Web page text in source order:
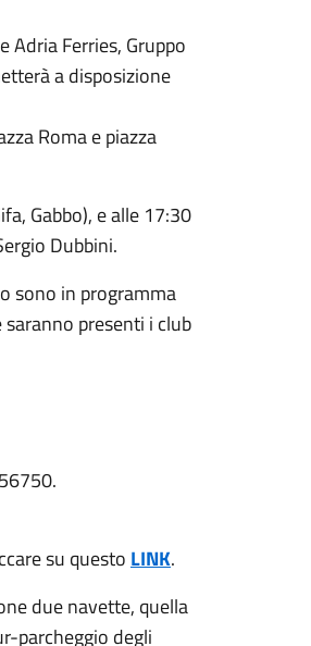
Ferries, Gruppo
a disposizione
Roma e piazza
Gabbo), e alle 17:30
Dubbini.
sono in programma
presenti i club
su questo LINK.
due navette, quella
parcheggio degli